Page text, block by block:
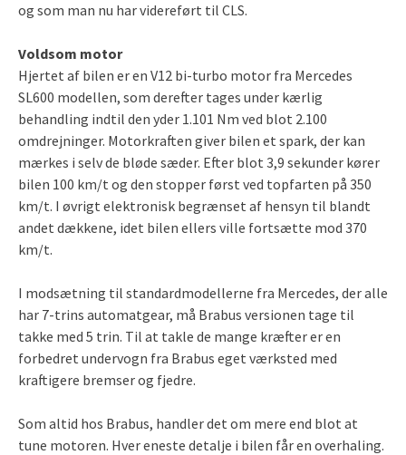
og som man nu har videreført til CLS.
Voldsom motor
Hjertet af bilen er en V12 bi-turbo motor fra Mercedes
SL600 modellen, som derefter tages under kærlig
behandling indtil den yder 1.101 Nm ved blot 2.100
omdrejninger. Motorkraften giver bilen et spark, der kan
mærkes i selv de bløde sæder. Efter blot 3,9 sekunder kører
bilen 100 km/t og den stopper først ved topfarten på 350
km/t. I øvrigt elektronisk begrænset af hensyn til blandt
andet dækkene, idet bilen ellers ville fortsætte mod 370
km/t.
I modsætning til standardmodellerne fra Mercedes, der alle
har 7-trins automatgear, må Brabus versionen tage til
takke med 5 trin. Til at takle de mange kræfter er en
forbedret undervogn fra Brabus eget værksted med
kraftigere bremser og fjedre.
Som altid hos Brabus, handler det om mere end blot at
tune motoren. Hver eneste detalje i bilen får en overhaling.